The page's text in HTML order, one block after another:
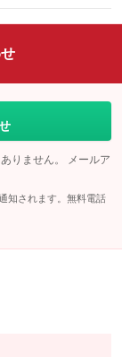
りません。 メールア
知されます。無料電話